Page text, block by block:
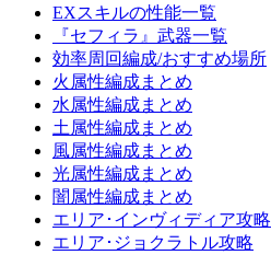
EXスキルの性能一覧
『セフィラ』武器一覧
効率周回編成/おすすめ場所
火属性編成まとめ
水属性編成まとめ
土属性編成まとめ
風属性編成まとめ
光属性編成まとめ
闇属性編成まとめ
エリア･インヴィディア攻略
エリア･ジョクラトル攻略